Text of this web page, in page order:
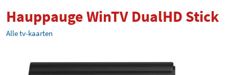
Hauppauge WinTV DualHD Stick
Alle tv-kaarten